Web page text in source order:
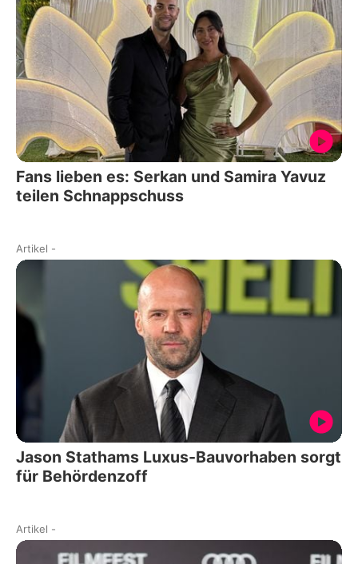
Fans lieben es: Serkan und Samira Yavuz
teilen Schnappschuss
Artikel -
Jason Stathams Luxus-Bauvorhaben sorgt
für Behördenzoff
Artikel -